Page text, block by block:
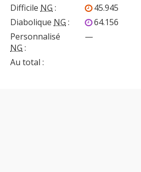
Difficile NG : 45.945
Diabolique NG : 64.156
Personnalisé
NG :
—
Au total :